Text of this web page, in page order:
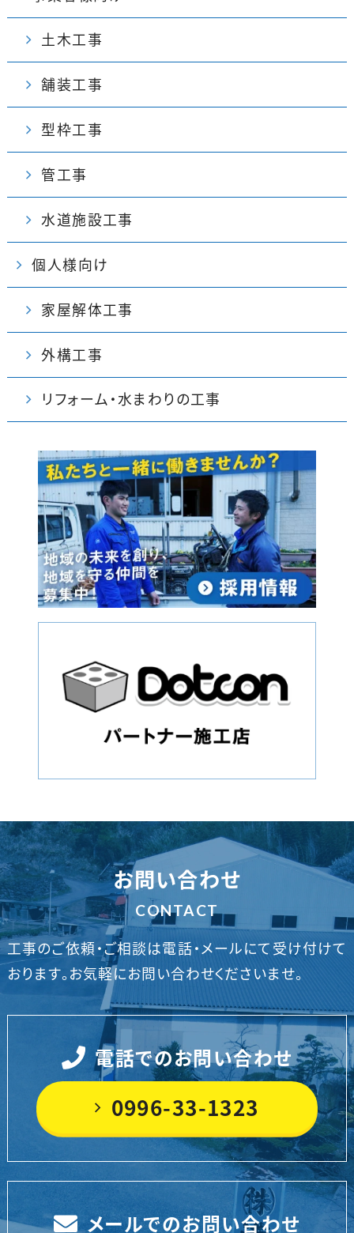
土木工事
舗装工事
型枠工事
管工事
水道施設工事
個人様向け
家屋解体工事
外構工事
リフォーム・水まわりの工事
お問い合わせ
CONTACT
工事のご依頼・ご相談は電話・メールにて受け付けて
おります。お気軽にお問い合わせくださいませ。
電話でのお問い合わせ
0996-33-1323
メールでのお問い合わせ